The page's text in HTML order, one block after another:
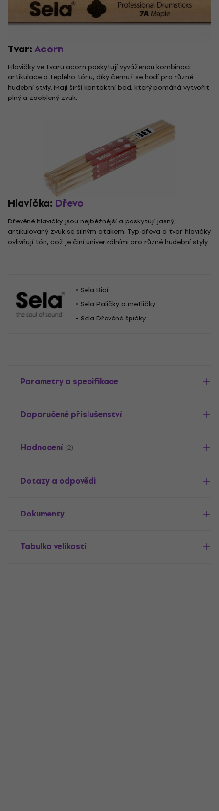
Tvar:Acorn
Hlavičky ve tvaru acorn poskytují vyváženou kombinaci
artikulace a teplého tónu, díky čemuž se hodí pro různé
hudební styly. Mají širší kontaktní bod, který pomáhá vytvořit
plný a zaoblený zvuk.
Hlavička: Dřevo
Dřevěné hlavičky jsou nejběžnější a poskytují jasný,
artikulovaný zvuk se silným atakem. Typ dřeva a tvar hlavičky
ovlivňují tón, což je činí univerzálními pro různé hudební styly.
Sela Bicí
Sela Paličky a metličky
Sela Dřevěné špičky
Parametry a specifikace
Doporučené příslušenství
Hodnocení (2)
Dotazy a odpovědi
Dokumenty
Tabulka velikostí